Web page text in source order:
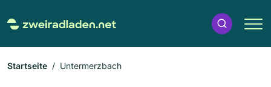
Startseite Untermerzbach